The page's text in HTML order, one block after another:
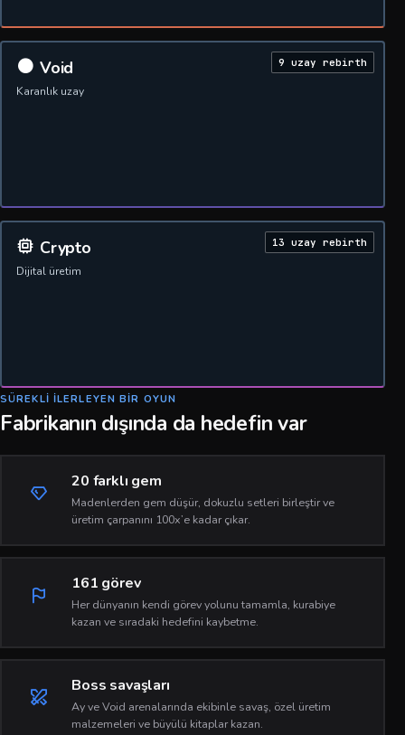
9 uzay rebirth
Void
Karanlık uzay
13 uzay rebirth
Crypto
Dijital üretim
SÜREKLI ILERLEYEN BIR OYUN
Fabrikanın dışında da hedefin var
20 farklı gem
Madenlerden gem düşür, dokuzlu setleri birleştir ve
üretim çarpanını 100x’e kadar çıkar.
161 görev
Her dünyanın kendi görev yolunu tamamla, kurabiye
kazan ve sıradaki hedefini kaybetme.
Boss savaşları
Ay ve Void arenalarında ekibinle savaş, özel üretim
malzemeleri ve büyülü kitaplar kazan.